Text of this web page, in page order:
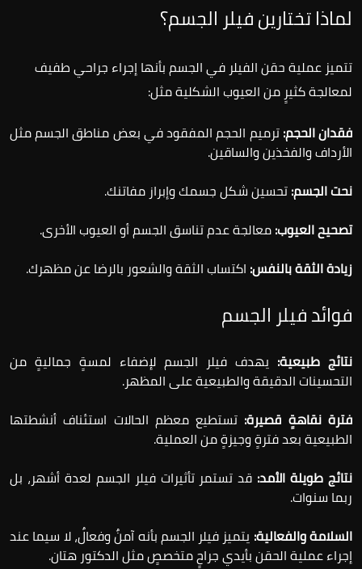
لماذا تختارين فيلر الجسم؟
تتميز عملية حقن الفيلر في الجسم بأنها إجراء جراحي طفيف
لمعالجة كثيرٍ من العيوب الشكلية مثل:
فقدان الحجم:ترميم الحجم المفقود في بعض مناطق الجسم مثل
الأرداف والفخذين والساقين.
نحت الجسم:تحسين شكل جسمك وإبراز مفاتنك.
تصحيح العيوب:معالجة عدم تناسق الجسم أو العيوب الأخرى.
زيادة الثقة بالنفس: اكتساب الثقة والشعور بالرضا عن مظهرك.
فوائد فيلر الجسم
نتائج طبيعية: يهدف فيلر الجسم لإضفاء لمسةٍ جماليةٍ من
التحسينات الدقيقة والطبيعية على المظهر.
فترة نقاهةٍ قصيرة: تستطيع معظم الحالات استئناف أنشطتها
الطبيعية بعد فترةٍ وجيزةٍ من العملية.
نتائج طويلة الأمد: قد تستمر تأثيرات فيلر الجسم لعدة أشهر، بل
ربما سنوات.
السلامة والفعالية: يتميز فيلر الجسم بأنه آمنٌ وفعالٌ، لا سيما عند
إجراء عملية الحقن بأيدي جراحٍ متخصصٍ مثل الدكتور هتان.